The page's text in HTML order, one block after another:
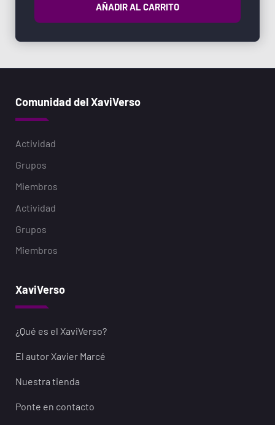
AÑADIR AL CARRITO
Comunidad del XaviVerso
Actividad
Grupos
Miembros
Actividad
Grupos
Miembros
XaviVerso
¿Qué es el XaviVerso?
El autor Xavier Marcé
Nuestra tienda
Ponte en contacto